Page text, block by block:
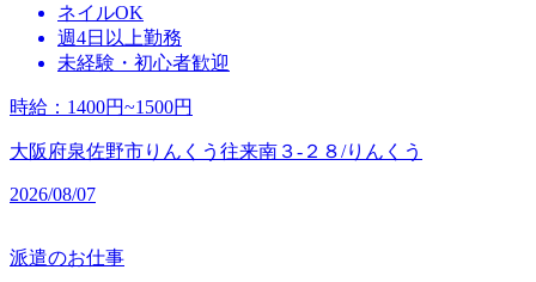
ネイルOK
週4日以上勤務
未経験・初心者歓迎
時給 ： 1400円~1500円
大阪府泉佐野市りんくう往来南３‐２８/りんくう
2026/08/07
派遣のお仕事